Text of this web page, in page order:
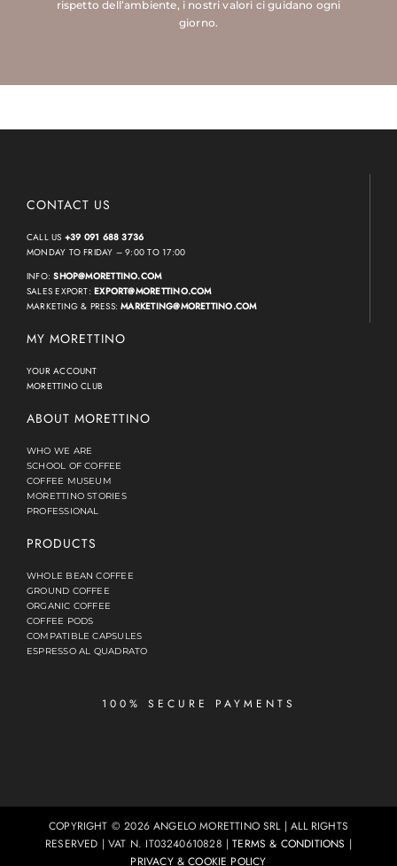
rispetto dell’ambiente, i nostri valori ci guidano ogni
giorno.
CONTACT US
CALL US +39 091 688 3736
MONDAY TO FRIDAY – 9:00 TO 17:00
INFO:SHOP@MORETTINO.COM
SALES EXPORT:EXPORT@MORETTINO.COM
MARKETING & PRESS:MARKETING@MORETTINO.COM
MY MORETTINO
YOUR ACCOUNT
MORETTINO CLUB
ABOUT MORETTINO
WHO WE ARE
SCHOOL OF COFFEE
COFFEE MUSEUM
MORETTINO STORIES
PROFESSIONAL
PRODUCTS
WHOLE BEAN COFFEE
GROUND COFFEE
ORGANIC COFFEE
COFFEE PODS
COMPATIBLE CAPSULES
ESPRESSO AL QUADRATO
100% SECURE PAYMENTS
COPYRIGHT © 2026 ANGELO MORETTINO SRL | ALL RIGHTS
RESERVED | VAT N. IT03240610828 |TERMS & CONDITIONS |
PRIVACY&COOKIE POLICY